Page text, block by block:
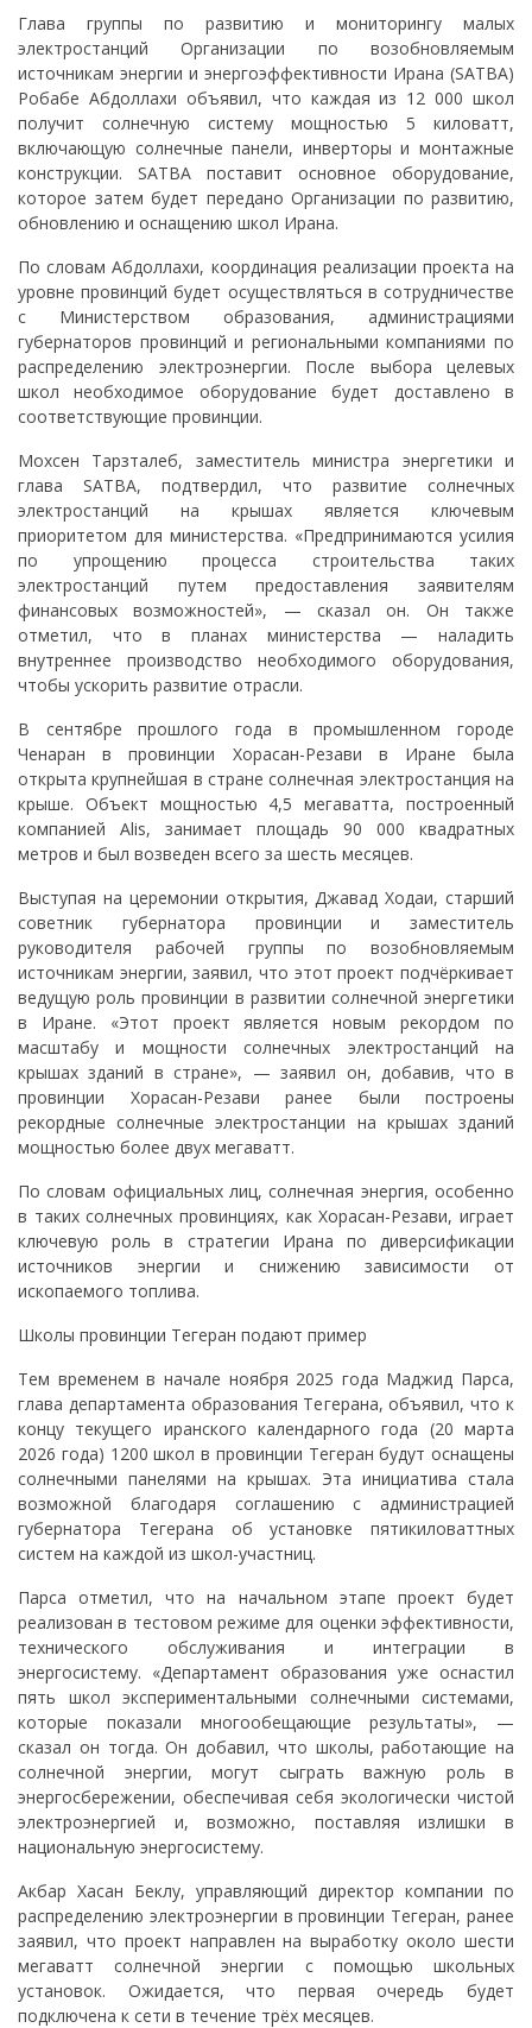
Глава группы по развитию и мониторингу малых
электростанций Организации по возобновляемым
источникам энергии и энергоэффективности Ирана (SATBA)
Робабе Абдоллахи объявил, что каждая из 12 000 школ
получит солнечную систему мощностью 5 киловатт,
включающую солнечные панели, инверторы и монтажные
конструкции. SATBA поставит основное оборудование,
которое затем будет передано Организации по развитию,
обновлению и оснащению школ Ирана.
По словам Абдоллахи, координация реализации проекта на
уровне провинций будет осуществляться в сотрудничестве
с Министерством образования, администрациями
губернаторов провинций и региональными компаниями по
распределению электроэнергии. После выбора целевых
школ необходимое оборудование будет доставлено в
соответствующие провинции.
Мохсен Тарзталеб, заместитель министра энергетики и
глава SATBA, подтвердил, что развитие солнечных
электростанций на крышах является ключевым
приоритетом для министерства. «Предпринимаются усилия
по упрощению процесса строительства таких
электростанций путем предоставления заявителям
финансовых возможностей», — сказал он. Он также
отметил, что в планах министерства — наладить
внутреннее производство необходимого оборудования,
чтобы ускорить развитие отрасли.
В сентябре прошлого года в промышленном городе
Ченаран в провинции Хорасан-Резави в Иране была
открыта крупнейшая в стране солнечная электростанция на
крыше. Объект мощностью 4,5 мегаватта, построенный
компанией Alis, занимает площадь 90 000 квадратных
метров и был возведен всего за шесть месяцев.
Выступая на церемонии открытия, Джавад Ходаи, старший
советник губернатора провинции и заместитель
руководителя рабочей группы по возобновляемым
источникам энергии, заявил, что этот проект подчёркивает
ведущую роль провинции в развитии солнечной энергетики
в Иране. «Этот проект является новым рекордом по
масштабу и мощности солнечных электростанций на
крышах зданий в стране», — заявил он, добавив, что в
провинции Хорасан-Резави ранее были построены
рекордные солнечные электростанции на крышах зданий
мощностью более двух мегаватт.
По словам официальных лиц, солнечная энергия, особенно
в таких солнечных провинциях, как Хорасан-Резави, играет
ключевую роль в стратегии Ирана по диверсификации
источников энергии и снижению зависимости от
ископаемого топлива.
Школы провинции Тегеран подают пример
Тем временем в начале ноября 2025 года Маджид Парса,
глава департамента образования Тегерана, объявил, что к
концу текущего иранского календарного года (20 марта
2026 года) 1200 школ в провинции Тегеран будут оснащены
солнечными панелями на крышах. Эта инициатива стала
возможной благодаря соглашению с администрацией
губернатора Тегерана об установке пятикиловаттных
систем на каждой из школ-участниц.
Парса отметил, что на начальном этапе проект будет
реализован в тестовом режиме для оценки эффективности,
технического обслуживания и интеграции в
энергосистему. «Департамент образования уже оснастил
пять школ экспериментальными солнечными системами,
которые показали многообещающие результаты», —
сказал он тогда. Он добавил, что школы, работающие на
солнечной энергии, могут сыграть важную роль в
энергосбережении, обеспечивая себя экологически чистой
электроэнергией и, возможно, поставляя излишки в
национальную энергосистему.
Акбар Хасан Беклу, управляющий директор компании по
распределению электроэнергии в провинции Тегеран, ранее
заявил, что проект направлен на выработку около шести
мегаватт солнечной энергии с помощью школьных
установок. Ожидается, что первая очередь будет
подключена к сети в течение трёх месяцев.